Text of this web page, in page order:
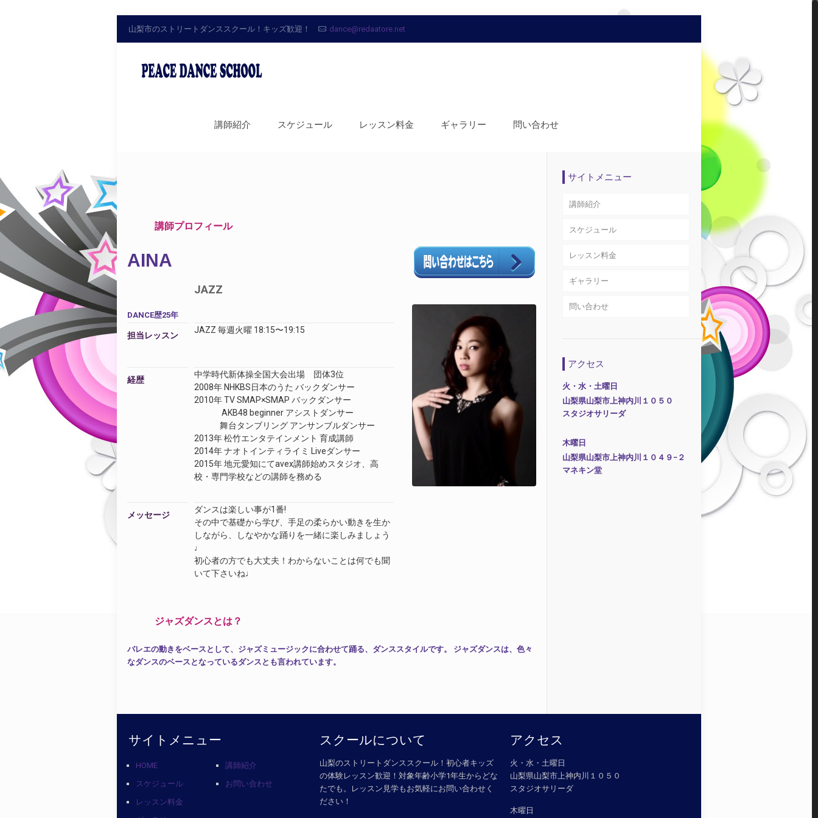
山梨市のストリートダンススクール！キッズ歓迎！ dance@redaatore.net
講師紹介 スケジュール レッスン料金 ギャラリー 問い合わせ
講師プロフィール
AINA
JAZZ
DANCE歴25年
担当レッスン
JAZZ 毎週火曜 18:15〜19:15
経歴
中学時代新体操全国大会出場 団体3位
2008年 NHKBS日本のうた バックダンサー
2010年 TV SMAP×SMAP バックダンサー
AKB48 beginner アシストダンサー
舞台タンブリング アンサンブルダンサー
2013年 松竹エンタテインメント 育成講師
2014年 ナオトインティライミ Liveダンサー
2015年 地元愛知にてavex講師始めスタジオ、高
校・ 専門学校などの講師を務める
メッセージ
ダンスは楽しい事が1番!
その中で基礎から学び、 手足の柔らかい動きを生か
しながら、しなやかな踊りを一緒に楽しみ ましょう
♩
初心者の方でも大丈夫！わからないことは何でも聞
いて下さいね♩
ジャズダンスとは？
バレエの動きをベースとして、ジャズミュージックに合わせて踊る、ダンススタイルです。 ジャズダンスは、色々
なダンスのベースとなっているダンスとも言われています。
サイトメニュー
講師紹介
スケジュール
レッスン料金
ギャラリー
問い合わせ
アクセス
火・水・土曜日
山梨県山梨市上神内川１０５０
​ スタジオサリーダ
木曜日
山梨県山梨市上神内川１０４９−２
​ マネキン堂
サイトメニュー
HOME
スケジュール
レッスン料金
講師紹介
お問い合わせ
スクールについて
山梨のストリートダンススクール！初心者キッズ
の体験レッスン歓迎！対象年齢小学1年生からどな
たでも。レッスン見学もお気軽にお問い合わせく
ださい！
アクセス
火・水・土曜日
​ 山梨県山梨市上神内川１０５０
​ スタジオサリーダ
木曜日